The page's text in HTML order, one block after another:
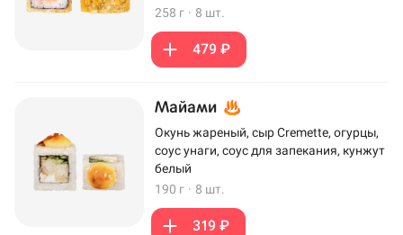
258 г · 8 шт.
479 ₽
Майами
Окунь жареный, сыр Cremette, огурцы,
соус унаги, соус для запекания, кунжут
белый
190 г · 8 шт.
319 ₽